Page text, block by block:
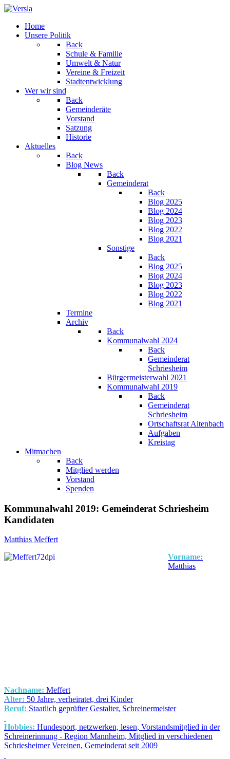
Home
Unsere Politik
Back
Schule & Familie
Umwelt & Natur
Vereine & Freizeit
Stadtentwicklung
Wer wir sind
Back
Gemeinderäte
Vorstand
Satzung
Historie
Aktuelles
Back
Blog News
Back
Gemeinderat
Back
Blog 2025
Blog 2024
Blog 2023
Blog 2022
Blog 2021
Sonstige
Back
Blog 2025
Blog 2024
Blog 2023
Blog 2022
Blog 2021
Termine
Archiv
Back
Kommunalwahl 2024
Back
Gemeinderat
Schriesheim
Bürgermeisterwahl 2021
Kommunalwahl 2019
Back
Gemeinderat
Schriesheim
Ortschaftsrat Altenbach
Aufgaben
Kreistag
Mitmachen
Back
Mitglied werden
Vorstand
Spenden
Kommunalwahl 2019: Gemeinderat Schriesheim
Kandidaten
Matthias Meffert
Vorname:
Matthias
Nachname: Meffert
Alter: 50 Jahre, verheiratet, drei Kinder
Beruf: Staatlich geprüfter Gestalter, Schreinermeister
Hobbies: Hundesport, netzwerken, lesen, Vorstandsmitglied in der
Schreinerinnung - Region Mannheim, Mitglied in verschiedenen
Schriesheimer Vereinen, Gemeinderat seit 2009